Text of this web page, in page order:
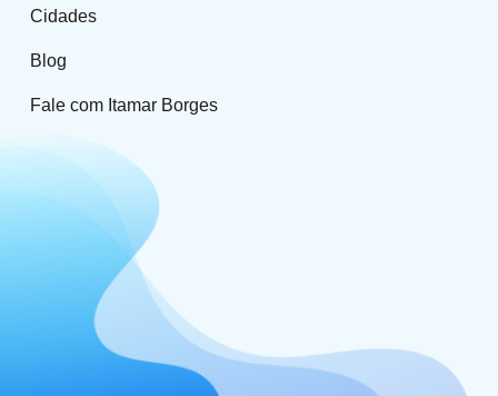
Cidades
Blog
Fale com Itamar Borges